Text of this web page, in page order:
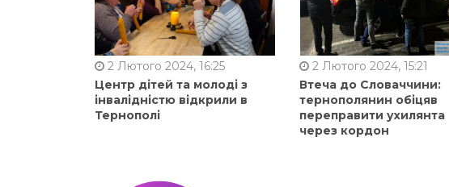
2 Лютого 2024, 16:25
Центр дітей та молоді з
інвалідністю відкрили в
Тернополі
2 Лютого 2024, 15:21
Втеча до Словаччини:
тернополянин обіцяв
переправити ухилянта
через кордон